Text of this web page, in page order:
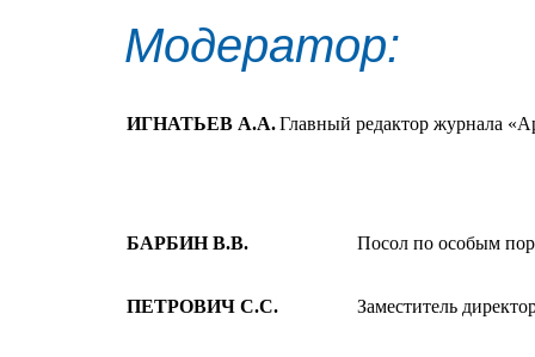
Модератор:
ИГНАТЬЕВ А.А.Главный редактор журнала
БАРБИН В.В. Посол по особым
ПЕТРОВИЧ С.С. Заместитель